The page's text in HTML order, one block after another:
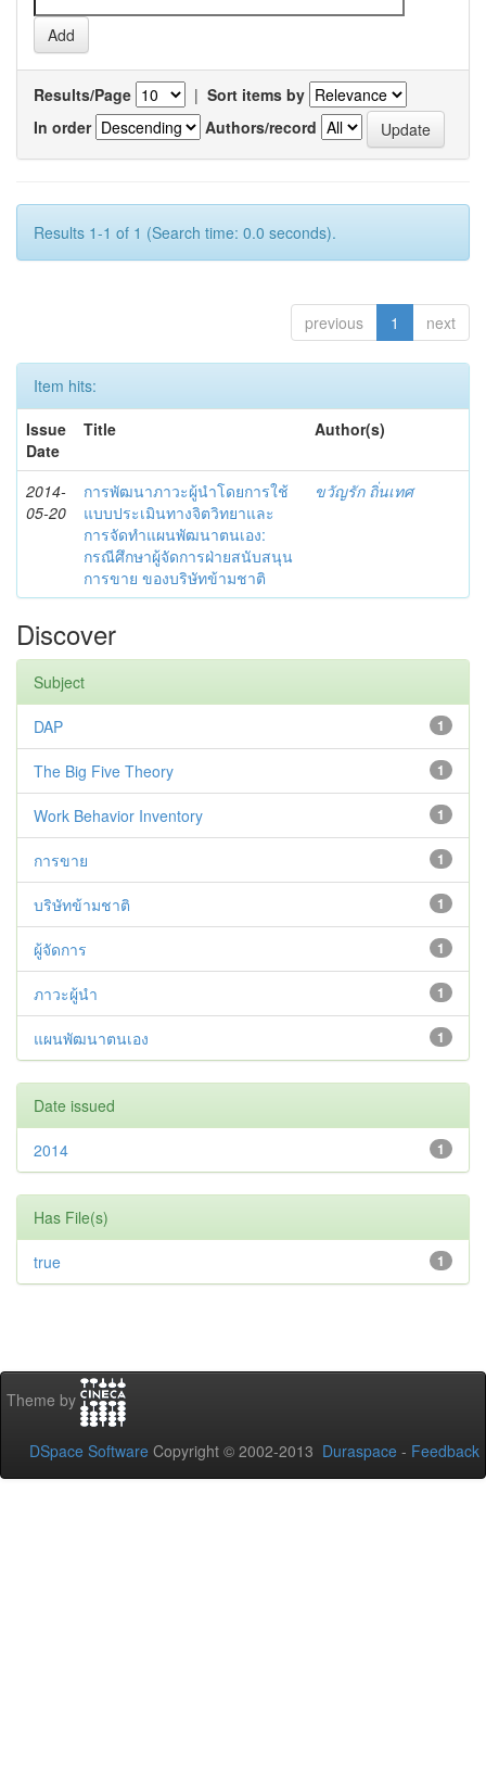
Results/Page | Sort items by
In order
Authors/record
Results 1-1 of 1 (Search time: 0.0 seconds).
previous 1 next
Item hits:
Issue
Date
Title Author(s)
2014-
05-20
การพัฒนาภาวะผู้นำโดยการใช้
แบบประเมินทางจิตวิทยาและ
การจัดทำแผนพัฒนาตนเอง:
กรณีศึกษาผู้จัดการฝ่ายสนับสนุน
การขาย ของบริษัทข้ามชาติ
ขวัญรัก ถิ่นเทศ
Discover
Subject
1
DAP
1
The Big Five Theory
1
Work Behavior Inventory
1
การขาย
1
บริษัทข้ามชาติ
1
ผู้จัดการ
1
ภาวะผู้นำ
1
แผนพัฒนาตนเอง
Date issued
1
2014
Has File(s)
1
true
Theme by
DSpace Software Copyright © 2002-2013 Duraspace - Feedback